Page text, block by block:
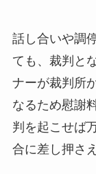
話し合いや調
ても、裁判と
ナーが裁判所
なるため慰謝
判を起こせば
合に差し押さ